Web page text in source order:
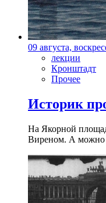
09 августа,
лекции
Кронштадт
Прочее
Историк
На Якорной
Виреном. А можно